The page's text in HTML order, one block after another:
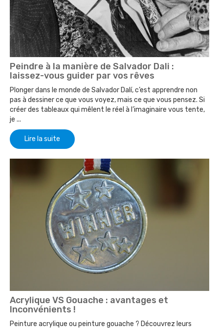
Peindre à la manière de Salvador Dali :
laissez-vous guider par vos rêves
Plonger dans le monde de Salvador Dalí, c’est apprendre non
pas à dessiner ce que vous voyez, mais ce que vous pensez. Si
créer des tableaux qui mêlent le réel à l’imaginaire vous tente,
je ...
Lire la suite
Acrylique VS Gouache : avantages et
Inconvénients !
Peinture acrylique ou peinture gouache ? Découvrez leurs